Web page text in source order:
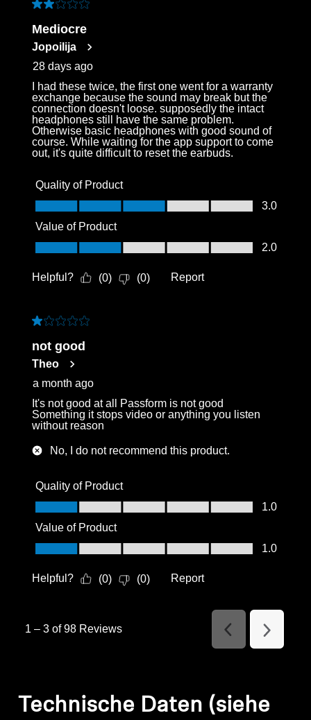
2 out of 5 stars.
Mediocre
Jopoilija
28 days ago
I had these twice, the first one went for a warranty
exchange because the sound may break but the
connection doesn't loose. supposedly the intact
headphones still have the same problem.
Otherwise basic headphones with good sound of
course. While waiting for the app support to come
out, it's quite difficult to reset the earbuds.
Quality of Product
Quality of Product, 3.0 out of 5
3.0
Value of Product
Value of Product, 2.0 out of 5
2.0
Helpful? (0) (0) Report
1 out of 5 stars.
not good
Theo
a month ago
It's not good at all Passform is not good
Something it stops video or anything you listen
without reason
No, I do not recommend this product.
Quality of Product
Quality of Product, 1.0 out of 5
1.0
Value of Product
Value of Product, 1.0 out of 5
1.0
Helpful? (0) (0) Report
1 – 3 of 98 Reviews
Previous
Reviews
Next
Reviews
Technische Daten (siehe